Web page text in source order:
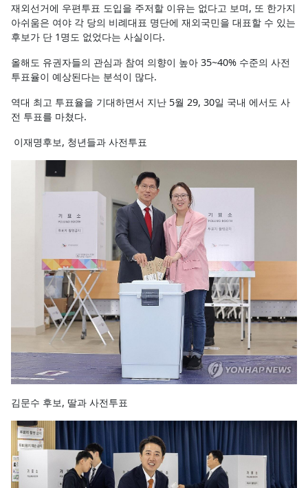
재외선거에 우편투표 도입을 주저할 이유는 없다고 보며, 또 한가지
아쉬움은 여야 각 당의 비례대표 명단에 재외국민을 대표할 수 있는
후보가 단 1명도 없었다는 사실이다.
올해도 유권자들의 관심과 참여 의향이 높아 35~40% 수준의 사전
투표율이 예상된다는 분석이 많다.
역대 최고 투표율을 기대하면서 지난 5월 29, 30일 국내 에서도 사
전 투표를 마쳤다.
이재명후보, 청년들과 사전투표
김문수 후보, 딸과 사전투표